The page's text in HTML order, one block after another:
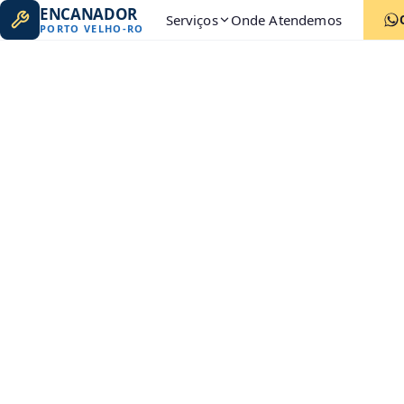
ENCANADOR
PORTO VELHO -RO Serviços Onde Atendemos